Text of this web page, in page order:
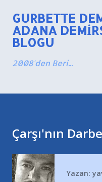
Ana
GURBETTE
ADANA
BLOGU
2008'den Beri...
Çarşı'nın
Yazan: